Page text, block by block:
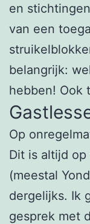
en
van een
belangrijk:
hebben! Ook
Op
Dit is altijd
(meestal
dergelijks. Ik
gesprek met